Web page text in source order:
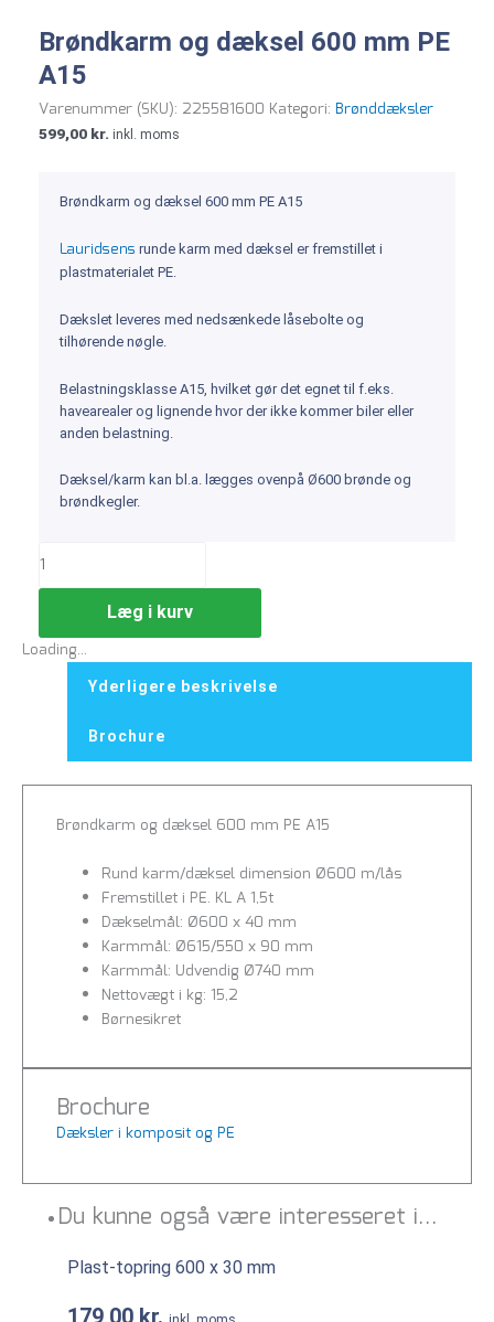
Brøndkarm og dæksel 600 mm PE
A15
Varenummer (SKU): 225581600 Kategori: Brønddæksler
599,00 kr. inkl. moms
Brøndkarm og dæksel 600 mm PE A15
Lauridsens runde karm med dæksel er fremstillet i
plastmaterialet PE.
Dækslet leveres med nedsænkede låsebolte og
tilhørende nøgle.
Belastningsklasse A15, hvilket gør det egnet til f.eks.
havearealer og lignende hvor der ikke kommer biler eller
anden belastning.
Dæksel/karm kan bl.a. lægges ovenpå Ø600 brønde og
brøndkegler.
Læg i kurv
Loading...
Yderligere beskrivelse
Brochure
Brøndkarm og dæksel 600 mm PE A15
Rund karm/dæksel dimension Ø600 m/lås
Fremstillet i PE. KL A 1,5t
Dækselmål: Ø600 x 40 mm
Karmmål: Ø615/550 x 90 mm
Karmmål: Udvendig Ø740 mm
Nettovægt i kg: 15,2
Børnesikret
Brochure
Dæksler i komposit og PE
Du kunne også være interesseret i…
Plast-topring 600 x 30 mm
179,00 kr.